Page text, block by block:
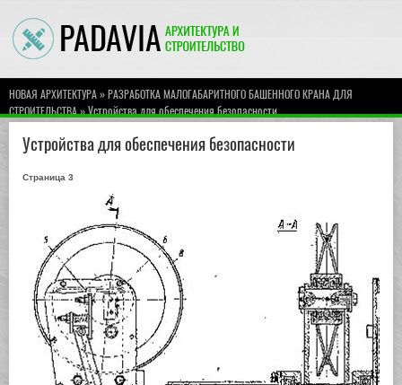
НОВАЯ АРХИТЕКТУРА»РАЗРАБОТКА МАЛОГАБАРИТНОГО БАШЕННОГО КРАНА ДЛЯ
СТРОИТЕЛЬСТВА» Устройства для обеспечения безопасности
Устройства для обеспечения безопасности
Страница 3